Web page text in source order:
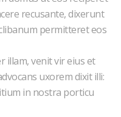
recusante, dixerunt
permitteret eos
illam, venit vir eius et
uxorem dixit illi:
in nostra porticu